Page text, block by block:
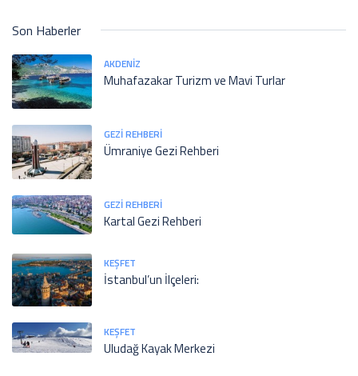
Son Haberler
AKDENIZ
Muhafazakar Turizm ve Mavi Turlar
GEZI REHBERI
Ümraniye Gezi Rehberi
GEZI REHBERI
Kartal Gezi Rehberi
KEŞFET
İstanbul’un İlçeleri:
KEŞFET
Uludağ Kayak Merkezi